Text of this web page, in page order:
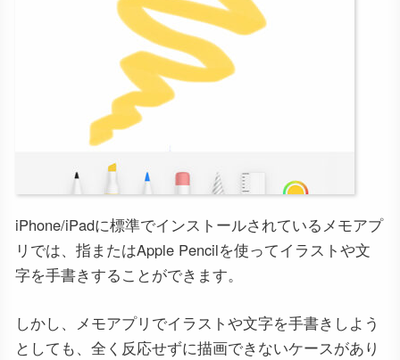
iPhone/iPadに標準でインストールされているメモアプ
リでは、指またはApple Pencilを使ってイラストや文
字を手書きすることができます。
しかし、メモアプリでイラストや文字を手書きしよう
としても、全く反応せずに描画できないケースがあり